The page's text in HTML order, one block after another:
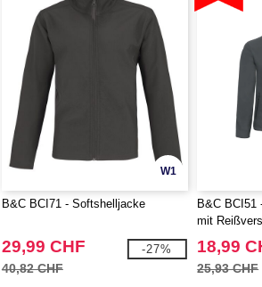
W1
B&C BCI71 - Softshelljacke
29,99 CHF
40,82 CHF
-27%
B&C BCI51
mit
18,99
25,93 CHF